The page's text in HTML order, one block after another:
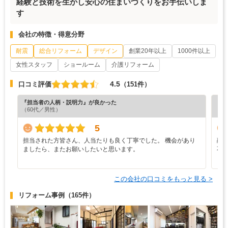
経験と技術を生かし安心の住まいづくりをお手伝いしま
す
会社の特徴・得意分野
耐震 総合リフォーム デザイン 創業20年以上
1000件以上
女性スタッフ
ショールーム 介護リフォーム
口コミ評価 4.5 （151件）
『担当者の人柄・説明力』が良かった
（60代／男性）
5
担当された方皆さん、人当たりも良く丁寧でした。 機会があり
ましたら、またお願いしたいと思います。
融
不
この会社の口コミをもっと見る >
リフォーム事例 （165件）